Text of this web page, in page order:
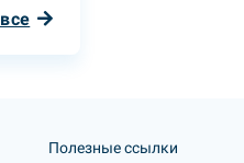
Полезные ссылки